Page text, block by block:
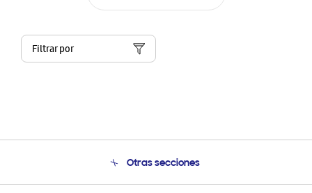
Filtrar por
Otras secciones